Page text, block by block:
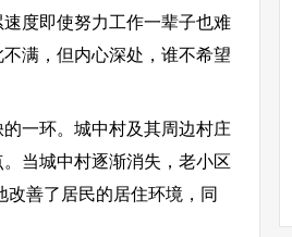
度即使努力工作一辈子也难
满，但内心深处，谁不希望
一环。城中村及其周边村庄
当城中村逐渐消失，老小区
善了居民的居住环境，同